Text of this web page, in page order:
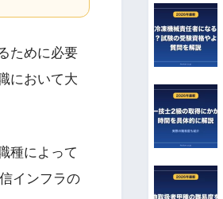
ために必要
において大
種によって
インフラの